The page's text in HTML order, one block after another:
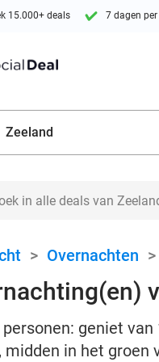
15.000+ deals 7 dagen
Zeeland
> Overnachten >
personen: geniet
midden in het groen